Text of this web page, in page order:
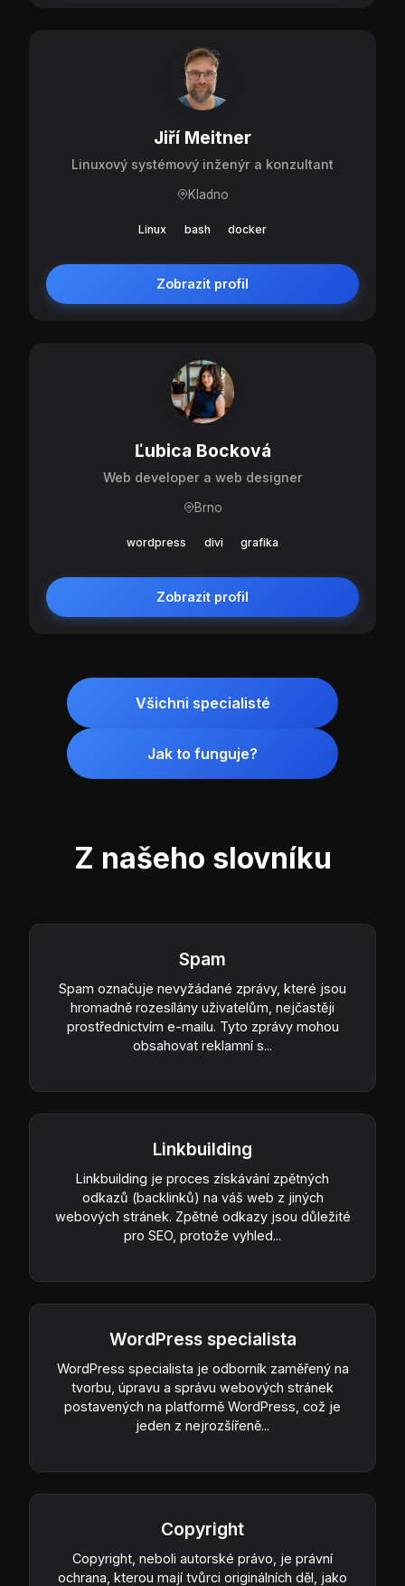
Jiří Meitner
Linuxový systémový inženýr a konzultant
Kladno
Linux bash docker
Zobrazit profil
Ľubica Bocková
Web developer a web designer
Brno
wordpress divi grafika
Zobrazit profil
Všichni specialisté
Jak to funguje?
Z našeho slovníku
Spam
Spam označuje nevyžádané zprávy, které jsou
hromadně rozesílány uživatelům, nejčastěji
prostřednictvím e-mailu. Tyto zprávy mohou
obsahovat reklamní s...
Linkbuilding
Linkbuilding je proces získávání zpětných
odkazů (backlinků) na váš web z jiných
webových stránek. Zpětné odkazy jsou důležité
pro SEO, protože vyhled...
WordPress specialista
WordPress specialista je odborník zaměřený na
tvorbu, úpravu a správu webových stránek
postavených na platformě WordPress, což je
jeden z nejrozšířeně...
Copyright
Copyright, neboli autorské právo, je právní
ochrana, kterou mají tvůrci originálních děl, jako